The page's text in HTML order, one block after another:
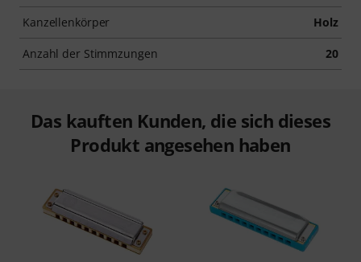
Kanzellenkörper Holz
Anzahl der Stimmzungen 20
Das kauften Kunden, die sich dieses
Produkt angesehen haben